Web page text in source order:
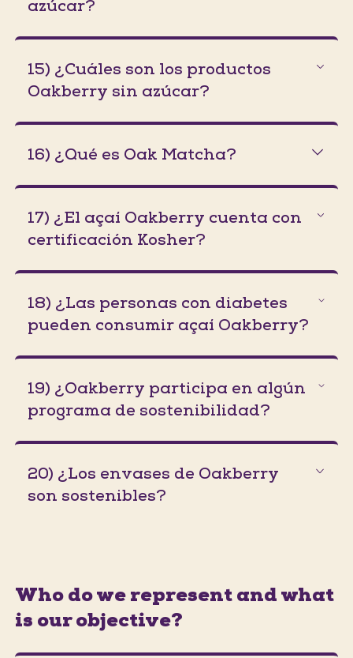
azúcar?
15) ¿Cuáles son los productos
Oakberry sin azúcar?
16) ¿Qué es Oak Matcha?
17) ¿El açaí Oakberry cuenta con
certificación Kosher?
18) ¿Las personas con diabetes
pueden consumir açaí Oakberry?
19) ¿Oakberry participa en algún
programa de sostenibilidad?
20) ¿Los envases de Oakberry
son sostenibles?
Who do we represent and what
is our objective?